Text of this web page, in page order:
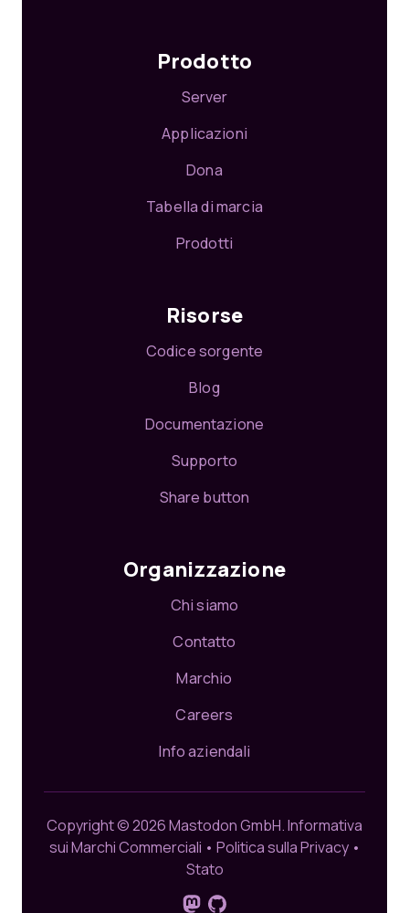
Prodotto
Server
Applicazioni
Dona
Tabella di marcia
Prodotti
Risorse
Codice sorgente
Blog
Documentazione
Supporto
Share button
Organizzazione
Chi siamo
Contatto
Marchio
Careers
Info aziendali
Copyright © 2026 Mastodon GmbH.Informativa
sui Marchi Commerciali • Politica sulla Privacy•
Stato